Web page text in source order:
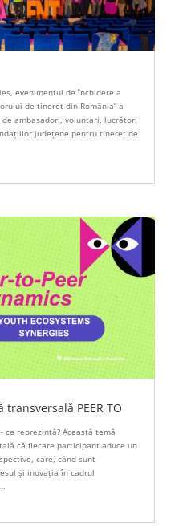
evenimentul de închidere a
de tineret din România” a
ambasadori, voluntari, lucrători
județene pentru tineret de
PEER TO
ce reprezintă? Această temă
că fiecare participant aduce un
care, când sunt
și inovația în cadrul